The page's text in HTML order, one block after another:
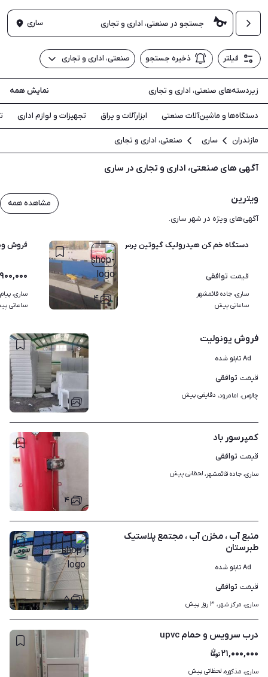
ساری
فیلتر ذخیره جستجو صنعتی، اداری و تجاری
زیردسته‌های صنعتی، اداری و تجاری نمایش همه
دستگاه‌ها و ماشین‌آلات صنعتی ابزارآلات و یراق تجهیزات و لوازم اداری
مازندران ساری صنعتی، اداری و تجاری
آگهی های صنعتی، اداری و تجاری در ساری
ویترین
آگهی‌های ویژه در شهر ساری.
مشاهده همه
۴
دستگاه خم کن هیدرولیک گیوتین پرس برک
قیمت توافقی
ساری، جاده قائمشهر
ساعاتی پیش
فروش
ساری،
ساعاتی
۱
فروش یونولیت
Ad تابلو شده
قیمت توافقی
چالوس، امامرود، دقایقی پیش
۴
کمپرسور باد
قیمت توافقی
ساری، جاده قائمشهر، لحظاتی پیش
۵
منبع آب ، مخزن آب ، مجتمع پلاستیک
طبرستان
Ad تابلو شده
قیمت توافقی
ساری، مرکز شهر، ۳ روز پیش
درب سرویس و حمام upvc
۲۱,۰۰۰,۰۰۰
ساری، مذکوره، لحظاتی پیش